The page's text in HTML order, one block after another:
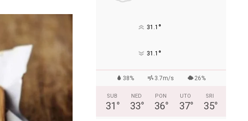
31.1 °
31.1 °
38% 3.7m/s 26%
SUB
31 °
NED
33°
PON
36°
UTO
37°
SRI
35°